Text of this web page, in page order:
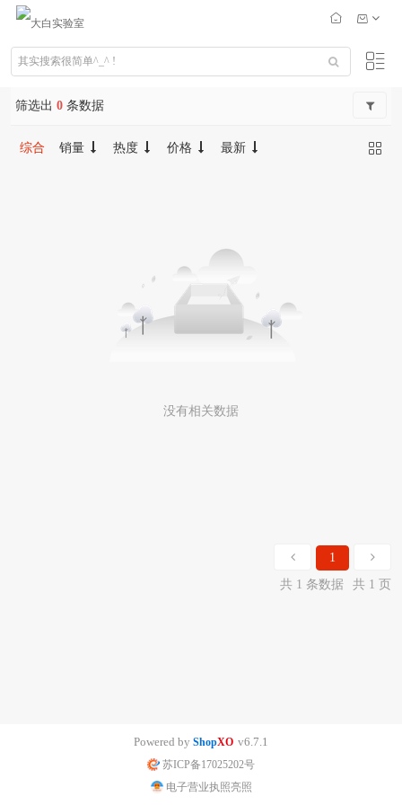
筛选出 0 条数据
综合 销量 热度 价格 最新
没有相关数据
1
共 1 条数据
共 1 页
Powered by ShopXO v6.7.1
苏ICP备17025202号
电子营业执照亮照